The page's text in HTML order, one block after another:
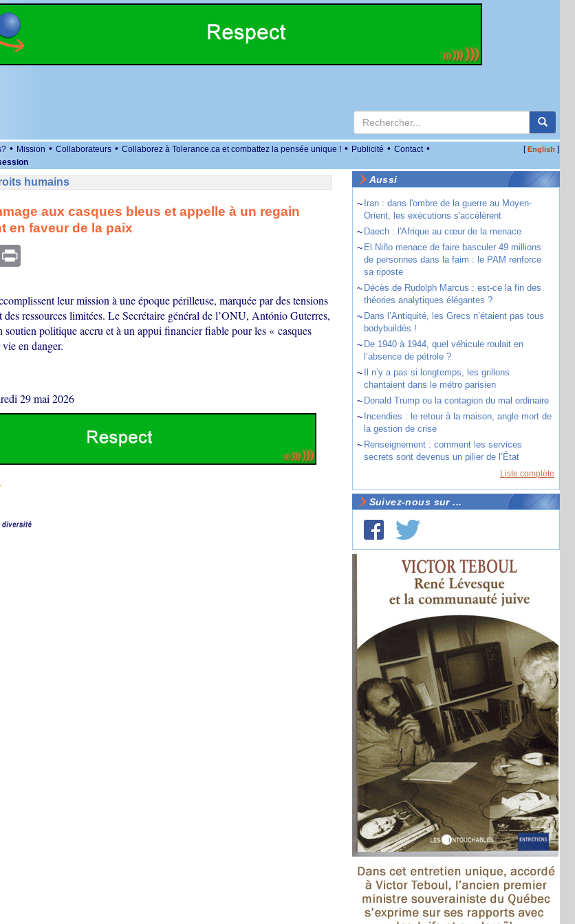
• Mission • Collaborateurs • Collaborez à Tolerance.ca et combattez la pensée unique ! • Publicité • Contact • [English ]
humains
aux casques bleus et appelle à un regain
en faveur de la paix
Print
leur mission à une époque périlleuse, marquée par des tensions
des ressources limitées. Le Secrétaire général de l’ONU, António Guterres,
soutien politique accru et à un appui financier fiable pour les « casques
en danger.
29 mai 2026
Aussi
~ Iran : dans l'ombre de la guerre au Moyen-
Orient, les exécutions s'accélèrent
~ Daech : l'Afrique au cœur de la menace
~ El Niño menace de faire basculer 49 millions
de personnes dans la faim : le PAM renforce
sa riposte
~ Décès de Rudolph Marcus : est-ce la fin des
théories analytiques élégantes ?
~ Dans l’Antiquité, les Grecs n’étaient pas tous
bodybuildés !
~ De 1940 à 1944, quel véhicule roulait en
l’absence de pétrole ?
~
Il n’y a pas si longtemps, les grillons
chantaient dans le métro parisien
~ Donald Trump ou la contagion du mal ordinaire
~ Incendies : le retour à la maison, angle mort de
la gestion de crise
~ Renseignement : comment les services
secrets sont devenus un pilier de l’État
Liste complète
Suivez-nous sur ...